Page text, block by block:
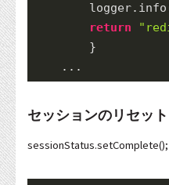
        logger.
info
return
	}
    ...
セッションのリセット
sessionStatus.setComplete();